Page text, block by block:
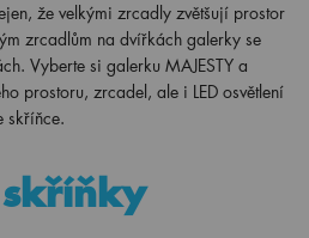
že velkými zrcadly zvětšují prostor
zrcadlům na dvířkách galerky se
Vyberte si galerku MAJESTY a
prostoru, zrcadel, ale i LED osvětlení
skříňce.